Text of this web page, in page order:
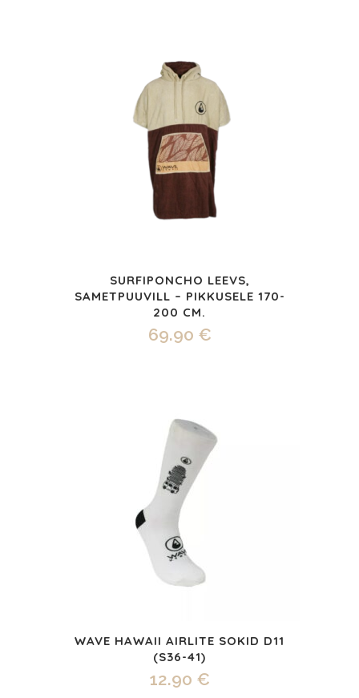
SURFIPONCHO LEEVS,
SAMETPUUVILL – PIKKUSELE 170-
200 CM.
69.90 €
WAVE HAWAII AIRLITE SOKID D11
(S36-41)
12.90 €